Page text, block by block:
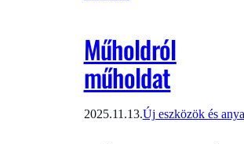
Műholdról
műholdat
2025.11.13.Új eszközök és